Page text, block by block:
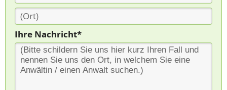
Ihre Nachricht*